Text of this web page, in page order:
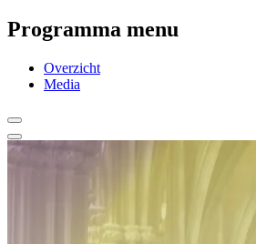
Programma menu
Overzicht
Media